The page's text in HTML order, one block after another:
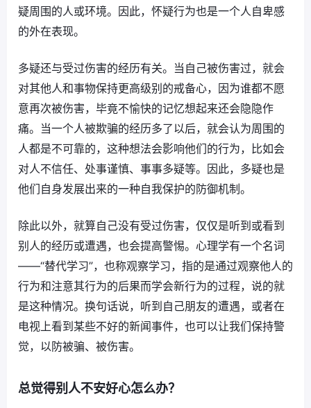
疑周围的人或环境。因此，怀疑行为也是一个人自卑感
的外在表现。
多疑还与受过伤害的经历有关。当自己被伤害过，就会
对其他人和事物保持更高级别的戒备心，因为谁都不愿
意再次被伤害，毕竟不愉快的记忆想起来还会隐隐作
痛。当一个人被欺骗的经历多了以后，就会认为周围的
人都是不可靠的，这种想法会影响他们的行为，比如会
对人不信任、处事谨慎、事事多疑等。因此，多疑也是
他们自身发展出来的一种自我保护的防御机制。
除此以外，就算自己没有受过伤害，仅仅是听到或看到
别人的经历或遭遇，也会提高警惕。心理学有一个名词
——“替代学习”，也称观察学习，指的是通过观察他人的
行为和注意其行为的后果而学会新行为的过程，说的就
是这种情况。换句话说，听到自己朋友的遭遇，或者在
电视上看到某些不好的新闻事件，也可以让我们保持警
觉，以防被骗、被伤害。
总觉得别人不安好心怎么办？